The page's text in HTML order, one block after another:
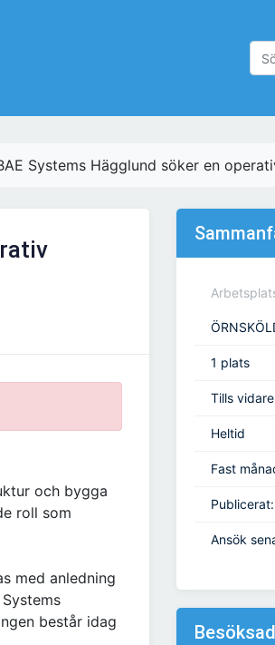
Systems Hägglund söker en
och bygga
roll som
med anledning
består idag
1 plats
Tills vidare
Heltid
Fast
Ansök